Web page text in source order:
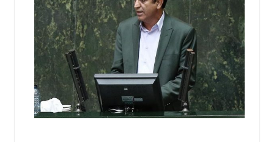
اجتماعی
سیاسی
اقتصادی
ورزشی
فرهنگی
علمی